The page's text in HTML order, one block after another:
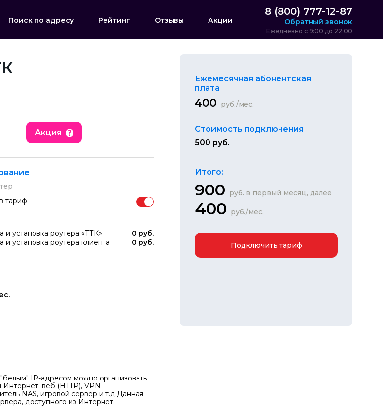
Поиск по адресу Рейтинг Отзывы Акции
8 (800) 777-12-87
Обратный звонок
Ежедневно с 9:00 до 22:00
Акция
тариф
и установка роутера «ТТК»
0 руб.
и установка роутера клиента
0 руб.
IP-адресом можно организовать
веб (HTTP), VPN
NAS, игровой сервер и т.д.Данная
доступного из Интернет.
Ежемесячная абонентская
плата
400 руб./мес.
Стоимость подключения
500 руб.
Итого:
900 руб. в первый месяц, далее
400 руб./мес.
Подключить тариф